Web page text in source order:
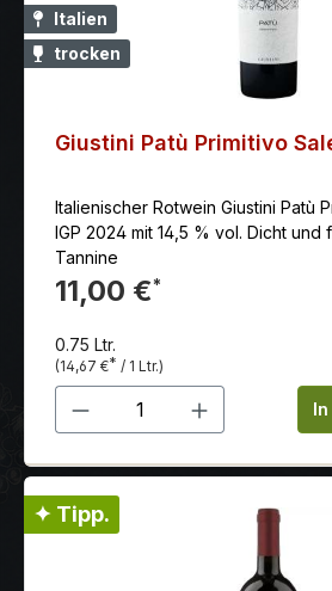
Italien
trocken
Giustini Patù Primitivo
Italienischer Rotwein Giustini Patù
IGP 2024 mit 14,5 % vol. Dicht und
Tannine
11,00 €*
0.75 Ltr.
(14,67 €* / 1 Ltr.)
Produkt Anzahl:
✦ Tipp.